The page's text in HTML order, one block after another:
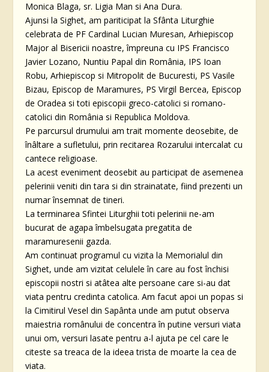
Monica Blaga, sr. Ligia Man si Ana Dura.
Ajunsi la Sighet, am pariticipat la Sfânta Liturghie
celebrata de PF Cardinal Lucian Muresan, Arhiepiscop
Major al Bisericii noastre, împreuna cu IPS Francisco
Javier Lozano, Nuntiu Papal din România, IPS Ioan
Robu, Arhiepiscop si Mitropolit de Bucuresti, PS Vasile
Bizau, Episcop de Maramures, PS Virgil Bercea, Episcop
de Oradea si toti episcopii greco-catolici si romano-
catolici din România si Republica Moldova.
Pe parcursul drumului am trait momente deosebite, de
înâltare a sufletului, prin recitarea Rozarului intercalat cu
cantece religioase.
La acest eveniment deosebit au participat de asemenea
pelerinii veniti din tara si din strainatate, fiind prezenti un
numar însemnat de tineri.
La terminarea Sfintei Liturghii toti pelerinii ne-am
bucurat de agapa îmbelsugata pregatita de
maramuresenii gazda.
Am continuat programul cu vizita la Memorialul din
Sighet, unde am vizitat celulele în care au fost închisi
episcopii nostri si atâtea alte persoane care si-au dat
viata pentru credinta catolica. Am facut apoi un popas si
la Cimitirul Vesel din Sapânta unde am putut observa
maiestria românului de concentra în putine versuri viata
unui om, versuri lasate pentru a-l ajuta pe cel care le
citeste sa treaca de la ideea trista de moarte la cea de
viata.